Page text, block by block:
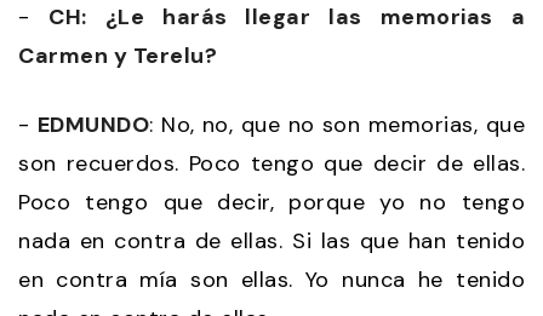
- CH: ¿Le harás llegar las memorias a
Carmen y Terelu?
- EDMUNDO: No, no, que no son memorias, que
son recuerdos. Poco tengo que decir de ellas.
Poco tengo que decir, porque yo no tengo
nada en contra de ellas. Si las que han tenido
en contra mía son ellas. Yo nunca he tenido